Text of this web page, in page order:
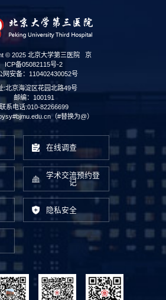
© 2025 北京大学第三医院 京
ICP备05082115号-2
网安备：110402430052号
:北京海淀区花园北路49号
邮编：100191
系电话:010-82266699
（#替换为@）
在线调查
学术交流预约登
记
隐私安全